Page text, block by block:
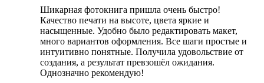
Шикарная фотокнига пришла очень быстро!
Качество печати на высоте, цвета яркие и
насыщенные. Удобно было редактировать макет,
много вариантов оформления. Все шаги простые и
интуитивно понятные. Получила удовольствие от
создания, а результат превзошёл ожидания.
Однозначно рекомендую!